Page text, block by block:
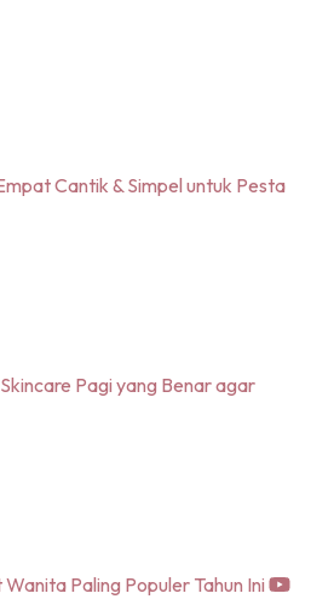
Cantik & Simpel untuk Pesta
Pagi yang Benar agar
Paling Populer Tahun Ini